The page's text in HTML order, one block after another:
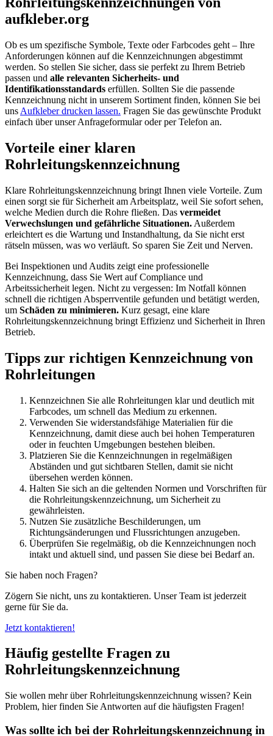
aufkleber.org
Ob es um spezifische Symbole, Texte oder Farbcodes geht – Ihre
Anforderungen können auf die Kennzeichnungen abgestimmt
werden. So stellen Sie sicher, dass sie perfekt zu Ihrem Betrieb
passen und alle relevanten Sicherheits- und
Identifikationsstandards erfüllen. Sollten Sie die passende
Kennzeichnung nicht in unserem Sortiment finden, können Sie bei
uns Aufkleber drucken lassen. Fragen Sie das gewünschte Produkt
einfach über unser Anfrageformular oder per Telefon an.
Vorteile einer klaren
Rohrleitungskennzeichnung
Klare Rohrleitungskennzeichnung bringt Ihnen viele Vorteile. Zum
einen sorgt sie für Sicherheit am Arbeitsplatz, weil Sie sofort sehen,
welche Medien durch die Rohre fließen. Das vermeidet
Verwechslungen und gefährliche Situationen. Außerdem
erleichtert es die Wartung und Instandhaltung, da Sie nicht erst
rätseln müssen, was wo verläuft. So sparen Sie Zeit und Nerven.
Bei Inspektionen und Audits zeigt eine professionelle
Kennzeichnung, dass Sie Wert auf Compliance und
Arbeitssicherheit legen. Nicht zu vergessen: Im Notfall können
schnell die richtigen Absperrventile gefunden und betätigt werden,
um Schäden zu minimieren. Kurz gesagt, eine klare
Rohrleitungskennzeichnung bringt Effizienz und Sicherheit in Ihren
Betrieb.
Tipps zur richtigen Kennzeichnung von
Rohrleitungen
Kennzeichnen Sie alle Rohrleitungen klar und deutlich mit
Farbcodes, um schnell das Medium zu erkennen.
Verwenden Sie widerstandsfähige Materialien für die
Kennzeichnung, damit diese auch bei hohen Temperaturen
oder in feuchten Umgebungen bestehen bleiben.
Platzieren Sie die Kennzeichnungen in regelmäßigen
Abständen und gut sichtbaren Stellen, damit sie nicht
übersehen werden können.
Halten Sie sich an die geltenden Normen und Vorschriften für
die Rohrleitungskennzeichnung, um Sicherheit zu
gewährleisten.
Nutzen Sie zusätzliche Beschilderungen, um
Richtungsänderungen und Flussrichtungen anzugeben.
Überprüfen Sie regelmäßig, ob die Kennzeichnungen noch
intakt und aktuell sind, und passen Sie diese bei Bedarf an.
Sie haben noch Fragen?
Zögern Sie nicht, uns zu kontaktieren. Unser Team ist jederzeit
gerne für Sie da.
Jetzt kontaktieren!
Häufig gestellte Fragen zu
Rohrleitungskennzeichnung
Sie wollen mehr über Rohrleitungskennzeichnung wissen? Kein
Problem, hier finden Sie Antworten auf die häufigsten Fragen!
Was sollte ich bei der Rohrleitungskennzeichnung in